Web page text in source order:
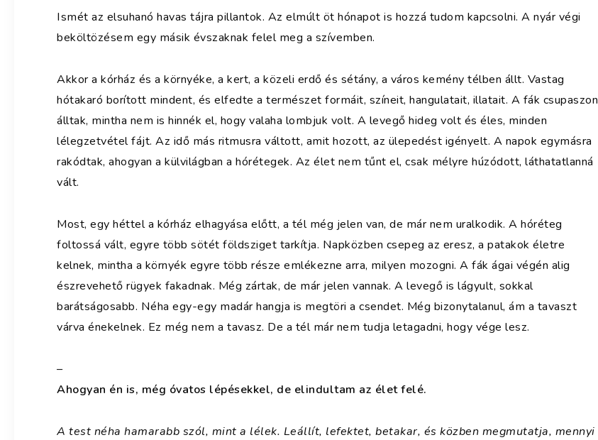
Ismét az elsuhanó havas tájra pillantok. Az elmúlt öt hónapot is hozzá tudom kapcsolni. A nyár végi
beköltözésem egy másik évszaknak felel meg a szívemben.
Akkor a kórház és a környéke, a kert, a közeli erdő és sétány, a város kemény télben állt. Vastag
hótakaró borított mindent, és elfedte a természet formáit, színeit, hangulatait, illatait. A fák csupaszon
álltak, mintha nem is hinnék el, hogy valaha lombjuk volt. A levegő hideg volt és éles, minden
lélegzetvétel fájt. Az idő más ritmusra váltott, amit hozott, az ülepedést igényelt. A napok egymásra
rakódtak, ahogyan a külvilágban a hórétegek. Az élet nem tűnt el, csak mélyre húzódott, láthatatlanná
vált.
Most, egy héttel a kórház elhagyása előtt, a tél még jelen van, de már nem uralkodik. A hóréteg
foltossá vált, egyre több sötét földsziget tarkítja. Napközben csepeg az eresz, a patakok életre
kelnek, mintha a környék egyre több része emlékezne arra, milyen mozogni. A fák ágai végén alig
észrevehető rügyek fakadnak. Még zártak, de már jelen vannak. A levegő is lágyult, sokkal
barátságosabb. Néha egy-egy madár hangja is megtöri a csendet. Még bizonytalanul, ám a tavaszt
várva énekelnek. Ez még nem a tavasz. De a tél már nem tudja letagadni, hogy vége lesz.
–
Ahogyan én is, még óvatos lépésekkel, de elindultam az élet felé.
A test néha hamarabb szól, mint a lélek. Leállít, lefektet, betakar, és közben megmutatja, mennyi